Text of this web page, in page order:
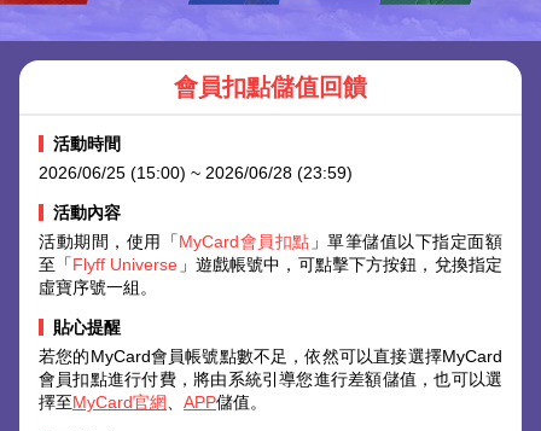
會員扣點儲值回饋
活動時間
2026/06/25 (15:00) ~ 2026/06/28 (23:59)
活動內容
活動期間，使用「MyCard會員扣點 」單筆儲值以下指定面額
至「Flyff Universe 」遊戲帳號中，可點擊下方按鈕，兌換指定
虛寶序號一組。
貼心提醒
若您的MyCard會員帳號點數不足，依然可以直接選擇MyCard
會員扣點進行付費，將由系統引導您進行差額儲值，也可以選
擇至MyCard官網 APP儲值。